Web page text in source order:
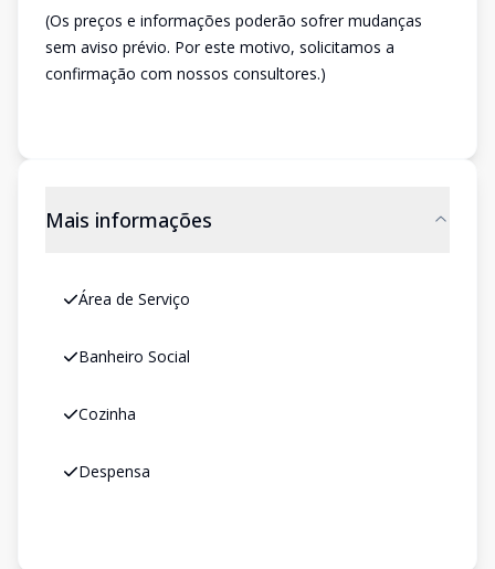
(Os preços e informações poderão sofrer mudanças
sem aviso prévio. Por este motivo, solicitamos a
confirmação com nossos consultores.)
Mais informações
Área de Serviço
Banheiro Social
Cozinha
Despensa